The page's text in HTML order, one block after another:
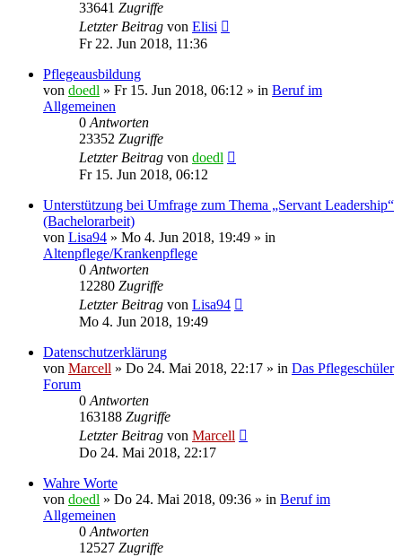
33641 Zugriffe
Letzter Beitrag von Elisi
Fr 22. Jun 2018, 11:36
Pflegeausbildung
von doedl » Fr 15. Jun 2018, 06:12 » in Beruf im
Allgemeinen
0 Antworten
23352 Zugriffe
Letzter Beitrag von doedl
Fr 15. Jun 2018, 06:12
Unterstützung bei Umfrage zum Thema „Servant Leadership“
(Bachelorarbeit)
von Lisa94 » Mo 4. Jun 2018, 19:49 » in
Altenpflege/Krankenpflege
0 Antworten
12280 Zugriffe
Letzter Beitrag von Lisa94
Mo 4. Jun 2018, 19:49
Datenschutzerklärung
von Marcell » Do 24. Mai 2018, 22:17 » in Das Pflegeschüler
Forum
0 Antworten
163188 Zugriffe
Letzter Beitrag von Marcell
Do 24. Mai 2018, 22:17
Wahre Worte
von doedl » Do 24. Mai 2018, 09:36 » in Beruf im
Allgemeinen
0 Antworten
12527 Zugriffe